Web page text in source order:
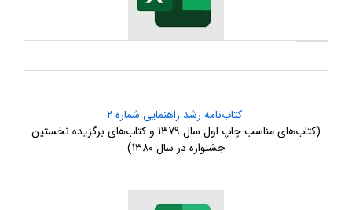
کتاب‌نامه رشد راهنمایی شماره 2
(کتاب‌های مناسب چاپ اول سال 1379 و کتاب‏‌های برگزیده نخستین
جشنواره در سال 1380)